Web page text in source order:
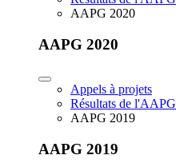
AAPG 2020
AAPG 2020
Appels à projets
Résultats de l'AAPG
AAPG 2019
AAPG 2019